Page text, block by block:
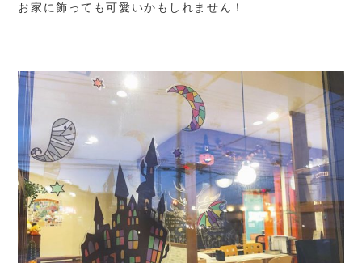
お家に飾っても可愛いかもしれません！